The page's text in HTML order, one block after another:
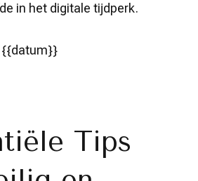
in het digitale tijdperk.
{{datum}}
Tips